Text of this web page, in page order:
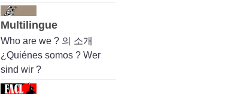
Multilingue
Who are we ? 의 소개
¿Quiénes somos ? Wer
sind wir ?